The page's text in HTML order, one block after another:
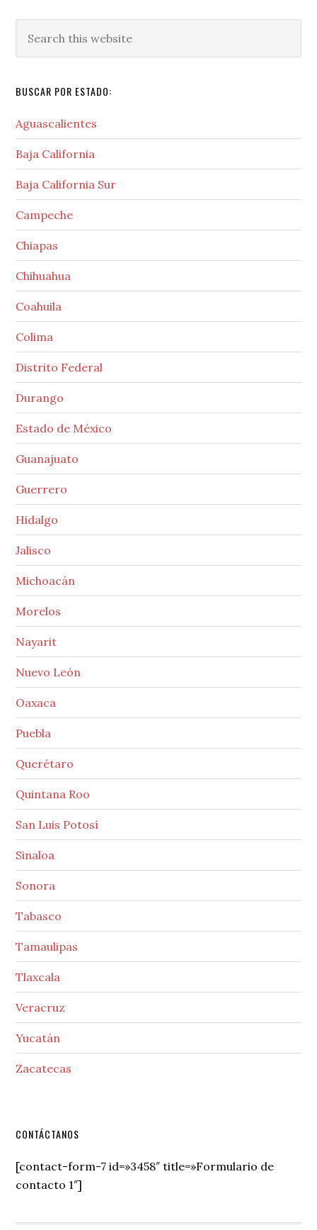
this
BUSCAR POR ESTADO:
Aguascalientes
Baja California
Baja California Sur
Campeche
Chiapas
Chihuahua
Coahuila
Colima
Distrito Federal
Durango
Estado de México
Guanajuato
Guerrero
Hidalgo
Jalisco
Michoacán
Morelos
Nayarit
Nuevo León
Oaxaca
Puebla
Querétaro
Quintana Roo
San Luis Potosí
Sinaloa
Sonora
Tabasco
Tamaulipas
Tlaxcala
Veracruz
Yucatán
Zacatecas
Secondary
Sidebar
CONTÁCTANOS
[contact-form-7 id=»3458″ title=»Formulario de
contacto 1″]